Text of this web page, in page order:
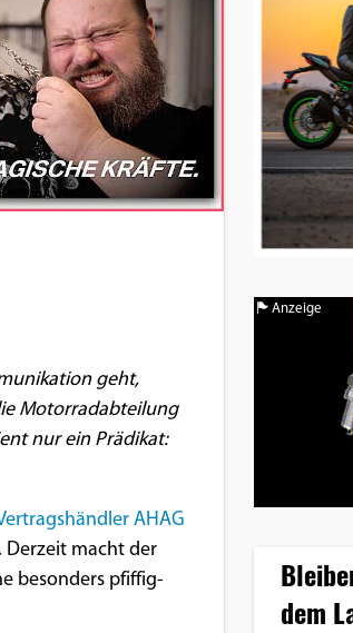
geht,
Motorradabteilung
nur ein Prädikat:
AHAG
Derzeit macht der
besonders pfiffig-
Anzeige
dem